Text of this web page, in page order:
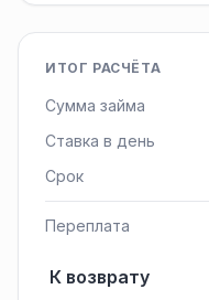
ИТОГ РАСЧЁТА
Сумма займа
Ставка в день
Срок
Переплата
К возврату